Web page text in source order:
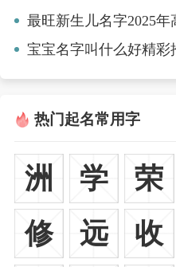
最旺新生儿名字2025年
宝宝名字叫什么好精彩
热门起名常用字
洲 学 荣
修
远 收